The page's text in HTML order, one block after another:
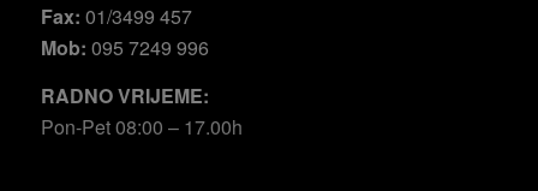
Fax: 01/3499 457
Mob: 095 7249 996
RADNO VRIJEME:
Pon-Pet 08:00 – 17.00h